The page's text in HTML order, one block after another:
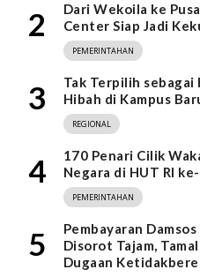
2
Dari Wekoila ke
Center Siap Jadi
PEMERINTAHAN
3
Tak Terpilih sebagai
Hibah di Kampus
REGIONAL
4
170 Penari Cilik
Negara di HUT RI
PEMERINTAHAN
5
Pembayaran
Disorot Tajam,
Dugaan